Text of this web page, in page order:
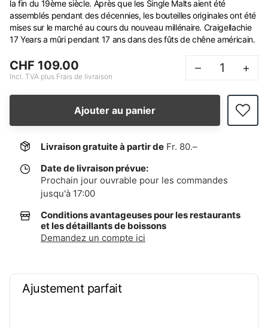
la fin du 19ème siècle. Après que les Single Malts aient été
assemblés pendant des décennies, les bouteilles originales ont été
mises sur le marché au cours du nouveau millénaire. Craigellachie
17 Years a mûri pendant 17 ans dans des fûts de chêne américain.
CHF 109.00
Incl. TVA plus Frais de livraison
– +
Ajouter au panier
Livraison gratuite à partir de Fr. 80.–
Date de livraison prévue:
Prochain jour ouvrable pour les commandes
jusqu'à 17:00
Conditions avantageuses pour les restaurants
et les détaillants de boissons
Demandez un compte ici
Ajustement parfait